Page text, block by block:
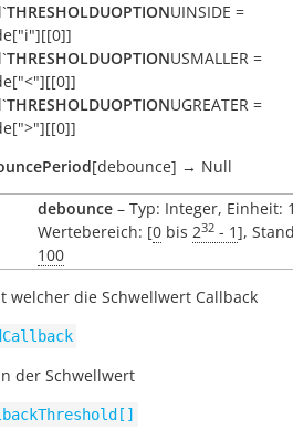
THRESHOLDUOPTIONUINSIDE =
THRESHOLDUOPTIONUSMALLER =
THRESHOLDUOPTIONUGREATER =
[debounce] → Null
debounce – Typ: Integer, Einheit:
Wertebereich: [0 bis 232 - 1],
100
welcher die Schwellwert Callback
der Schwellwert